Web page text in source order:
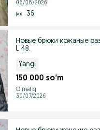
06/08/2026
36
Новые брюки кожаные
L 48.
Yangi
150 000 so’m
Olmaliq
30/07/2026